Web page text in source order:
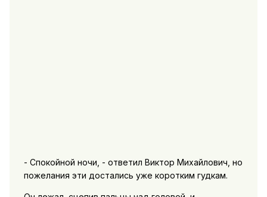
- Спокойной ночи, - ответил Виктор Михайлович, но
пожелания эти достались уже коротким гудкам.